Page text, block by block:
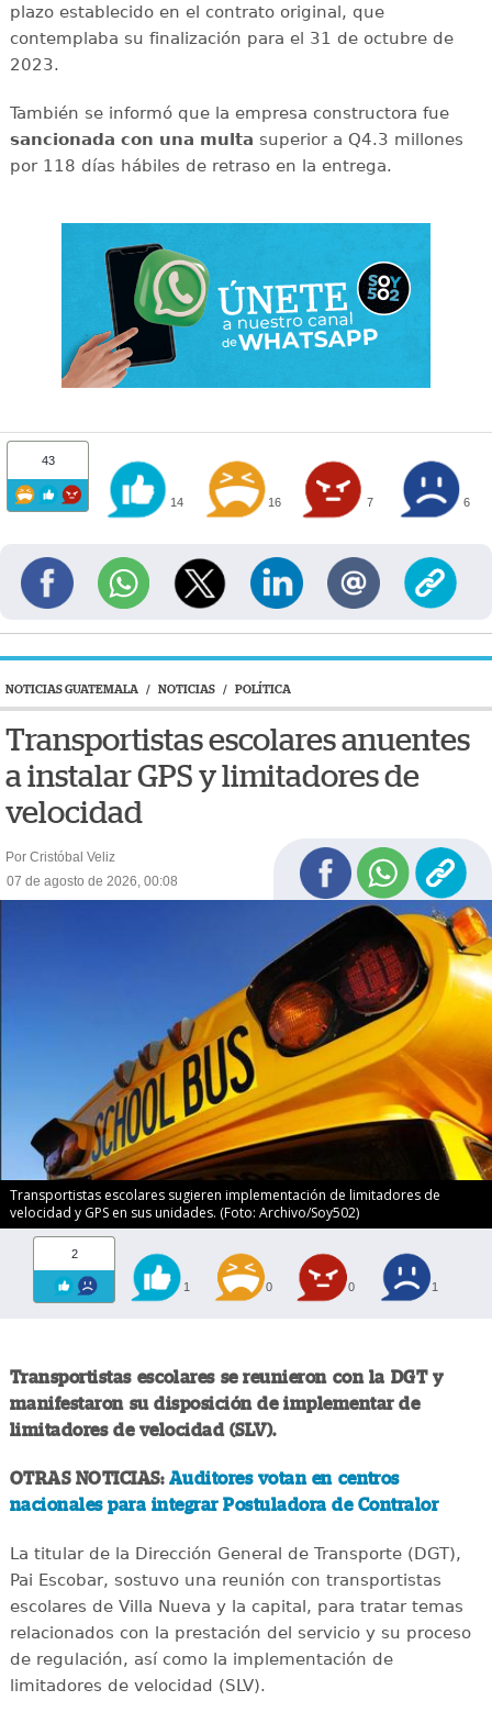
plazo establecido en el contrato original, que
contemplaba su finalización para el 31 de octubre de
2023.
También se informó que la empresa constructora fue
sancionada con una multa superior a Q4.3 millones
por 118 días hábiles de retraso en la entrega.
43
14 16 7 6
NOTICIAS GUATEMALA / NOTICIAS / POLÍTICA
Transportistas escolares anuentes
a instalar GPS y limitadores de
velocidad
Por Cristóbal Veliz
07 de agosto de 2026, 00:08
Transportistas escolares sugieren implementación de limitadores de
velocidad y GPS en sus unidades. (Foto: Archivo/Soy502)
2
1 0 0 1
Transportistas escolares se reunieron con la DGT y
manifestaron su disposición de implementar de
limitadores de velocidad (SLV).
OTRAS NOTICIAS: Auditores votan en centros
nacionales para integrar Postuladora de Contralor
La titular de la Dirección General de Transporte (DGT),
Pai Escobar, sostuvo una reunión con transportistas
escolares de Villa Nueva y la capital, para tratar temas
relacionados con la prestación del servicio y su proceso
de regulación, así como la implementación de
limitadores de velocidad (SLV).